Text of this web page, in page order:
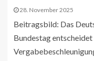
28. November 2025
Beitragsbild: Das
Bundestag